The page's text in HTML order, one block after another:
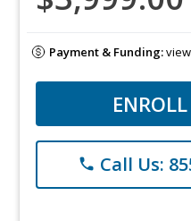
Payment & Funding:
phone Call Us: